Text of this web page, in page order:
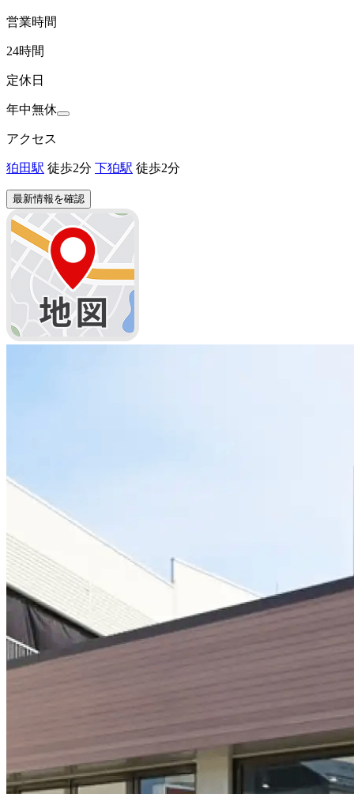
営業時間
24時間
定休日
年中無休
アクセス
狛田駅 徒歩2分 下狛駅 徒歩2分
最新情報を確認